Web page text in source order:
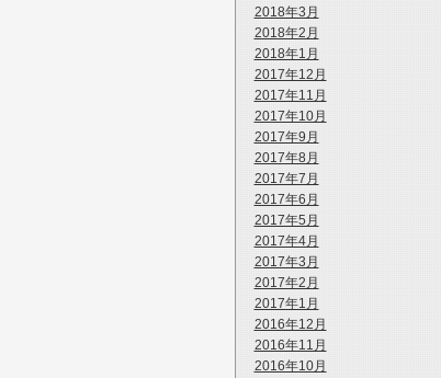
2018年3月
2018年2月
2018年1月
2017年12月
2017年11月
2017年10月
2017年9月
2017年8月
2017年7月
2017年6月
2017年5月
2017年4月
2017年3月
2017年2月
2017年1月
2016年12月
2016年11月
2016年10月